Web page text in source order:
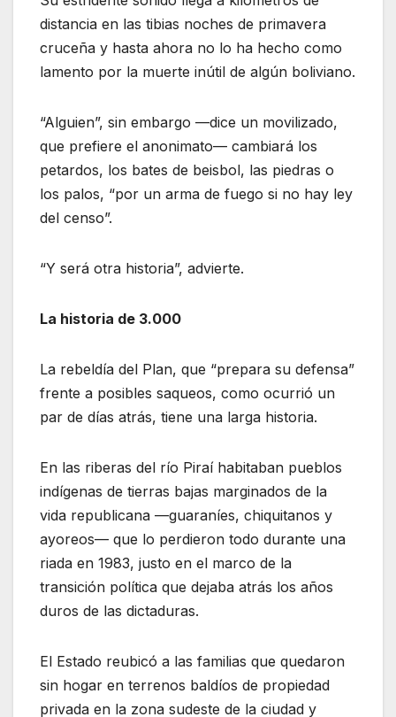
distancia en las tibias noches de primavera
cruceña y hasta ahora no lo ha hecho como
lamento por la muerte inútil de algún boliviano.
“Alguien”, sin embargo —dice un movilizado,
que prefiere el anonimato— cambiará los
petardos, los bates de beisbol, las piedras o
los palos, “por un arma de fuego si no hay ley
del censo”.
“Y será otra historia”, advierte.
La historia de 3.000
La rebeldía del Plan, que “prepara su defensa”
frente a posibles saqueos, como ocurrió un
par de días atrás, tiene una larga historia.
En las riberas del río Piraí habitaban pueblos
indígenas de tierras bajas marginados de la
vida republicana —guaraníes, chiquitanos y
ayoreos— que lo perdieron todo durante una
riada en 1983, justo en el marco de la
transición política que dejaba atrás los años
duros de las dictaduras.
El Estado reubicó a las familias que quedaron
sin hogar en terrenos baldíos de propiedad
privada en la zona sudeste de la ciudad y